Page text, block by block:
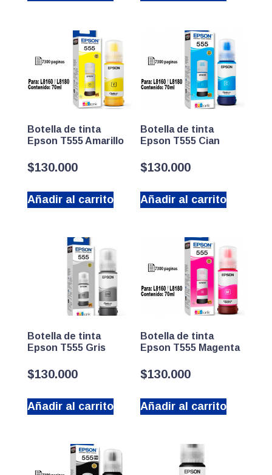
Botella de tinta
Epson T555 Amarillo
$130.000
Añadir al carrito
Botella de tinta
Epson T555 Cian
$130.000
Añadir al carrito
Botella de tinta
Epson T555 Gris
$130.000
Añadir al carrito
Botella de tinta
Epson T555 Magenta
$130.000
Añadir al carrito